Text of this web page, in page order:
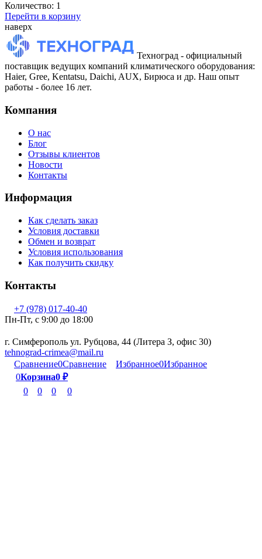
Количество: 1
Перейти в корзину
наверх
Техноград - официальный
поставщик ведущих компаний климатического оборудования:
Haier, Gree, Kentatsu, Daichi, AUX, Бирюса и др. Наш опыт
работы - более 16 лет.
Компания
О нас
Блог
Отзывы клиентов
Новости
Контакты
Информация
Как сделать заказ
Условия доставки
Обмен и возврат
Условия использования
Как получить скидку
Контакты
+7 (978) 017-40-40
Пн-Пт, c 9:00 до 18:00
г. Симферополь ул. Рубцова, 44 (Литера З, офис 30)
tehnograd-crimea@mail.ru
Сравнение0Сравнение Избранное0Избранное
0Корзина0 ₽
0
0 0 0